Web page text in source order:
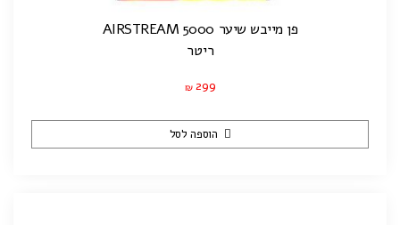
פן מייבש שיער AIRSTREAM 5000
ריטר
₪ 299
הוספה לסל